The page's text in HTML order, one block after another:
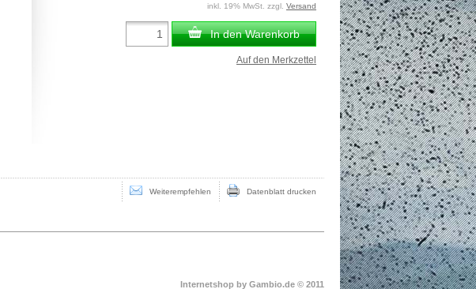
inkl. 19% MwSt. zzgl. Versand
In den Warenkorb
Auf den Merkzettel
Datenblatt drucken
Weiterempfehlen
Internetshop by Gambio.de © 2011